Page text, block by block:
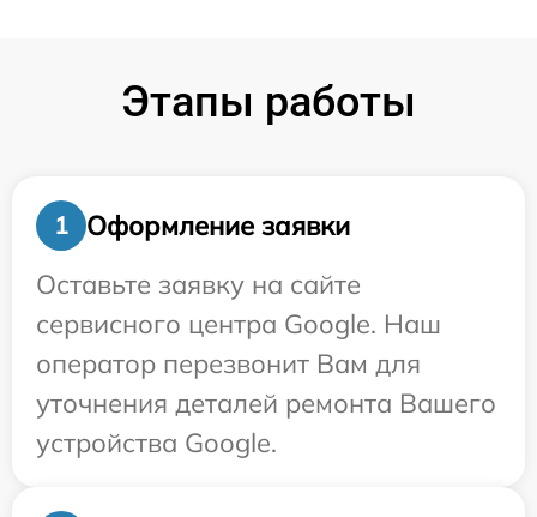
Этапы работы
1
Оформление заявки
Оставьте заявку на сайте
сервисного центра Google. Наш
оператор перезвонит Вам для
уточнения деталей ремонта Вашего
устройства Google.